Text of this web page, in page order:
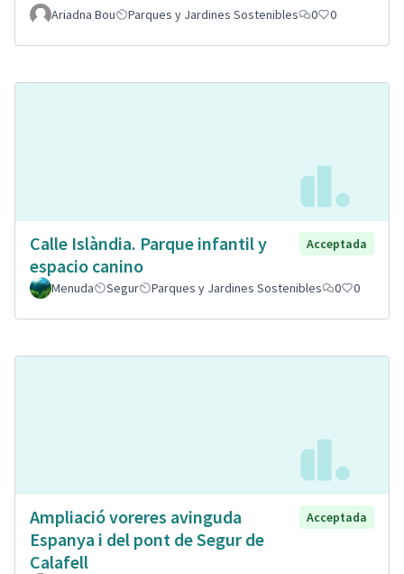
Ariadna Bou Parques y Jardines Sostenibles 0 0
Calle Islàndia. Parque infantil y
espacio canino
Acceptada
Menuda Segur Parques y Jardines Sostenibles 0 0
Ampliació voreres avinguda
Espanya i del pont de Segur de
Calafell
Acceptada